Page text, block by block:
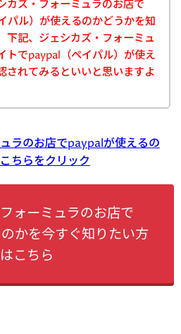
カズ・フォーミュラのお店で
パル）が使えるのかどうかを知
下記、ジェシカズ・フォーミュ
トでpaypal（ペイパル）が使え
されてみるといいと思いますよ
ラのお店でpaypalが使えるの
ちらをクリック
ォーミュラのお店で
かを今すぐ知りたい方
はこちら